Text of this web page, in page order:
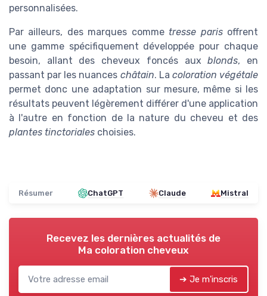
personnalisées.
Par ailleurs, des marques comme tresse parisoffrent
une gamme spécifiquement développée pour chaque
besoin, allant des cheveux foncés auxblonds, en
passant par les nuances châtain. La coloration végétale
permet donc une adaptation sur mesure, même si les
résultats peuvent légèrement différer d'une application
à l'autre en fonction de la nature du cheveu et des
plantes tinctoriales choisies.
Résumer ChatGPT Claude Mistral
Recevez les dernières actualités de
Ma coloration cheveux
➔ Je m'inscris